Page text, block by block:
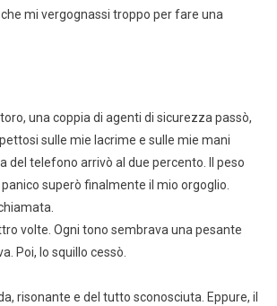
mi vergognassi troppo per fare una
una coppia di agenti di sicurezza passò,
sulle mie lacrime e sulle mie mani
del telefono arrivò al due percento. Il peso
superò finalmente il mio orgoglio.
volte. Ogni tono sembrava una pesante
Poi, lo squillo cessò.
risonante e del tutto sconosciuta. Eppure, il